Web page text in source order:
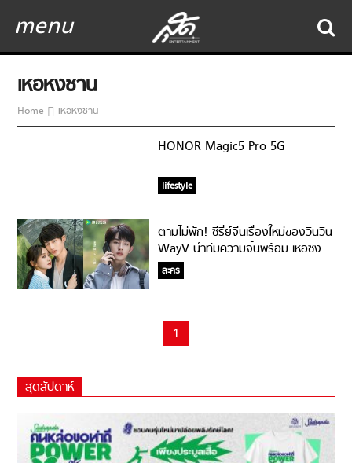
menu
เหอหงชาน
Home เหอหงชาน
HONOR Magic5 Pro 5G
lifestyle
ตามไม่พัก! ซีรี่ย์จีนเรื่องใหม่ของวินวิน
WayV นำทีมความจิ้นพร้อม เหอซง
ซาน
ละคร
1
สุดสัปดาห์